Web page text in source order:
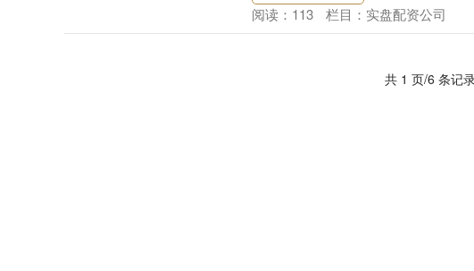
阅读： 113 栏目： 实盘配资公司
共 1 页/6 条记